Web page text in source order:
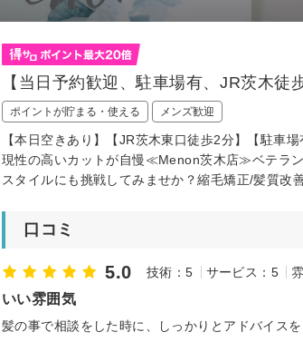
【当日予約歓迎、駐車場有、JR茨木
ポイントが貯まる・使える メンズ歓迎
【本日空きあり】【JR茨木東口徒歩2分】【駐車
現性の高いカットが自慢≪Menon茨木店≫ベテラ
スタイルにも挑戦してみませか？縮毛矯正/髪質改
口コミ
5.0 技術：5 サービス：5
いい雰囲気